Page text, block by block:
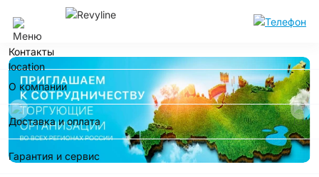
Ташкент
Контакты
О компании
Доставка и оплата
Гарантия и сервис